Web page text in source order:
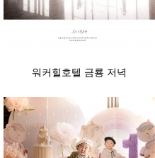
워커힐호텔 금룡 저녁